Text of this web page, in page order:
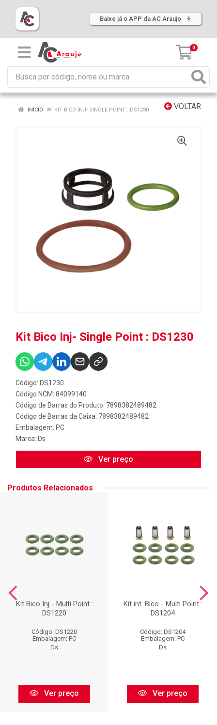
Baixe já o APP da AC Araujo
0
VOLTAR
INÍCIO KIT BICO INJ- SINGLE POINT : DS1230
Kit Bico Inj- Single Point : DS1230
Código: DS1230
Código NCM: 84099140
Código de Barras do Produto: 7898382489482
Código de Barras da Caixa: 7898382489482
Embalagem: PC
Marca: Ds
Ver preço
Produtos Relacionados
Kit Bico Inj - Multi Point :
DS1220
Código: DS1220
Embalagem: PC
Ds
Ver preço
Kit int. Bico - Multi Point :
DS1204
Código: DS1204
Embalagem: PC
Ds
Ver preço